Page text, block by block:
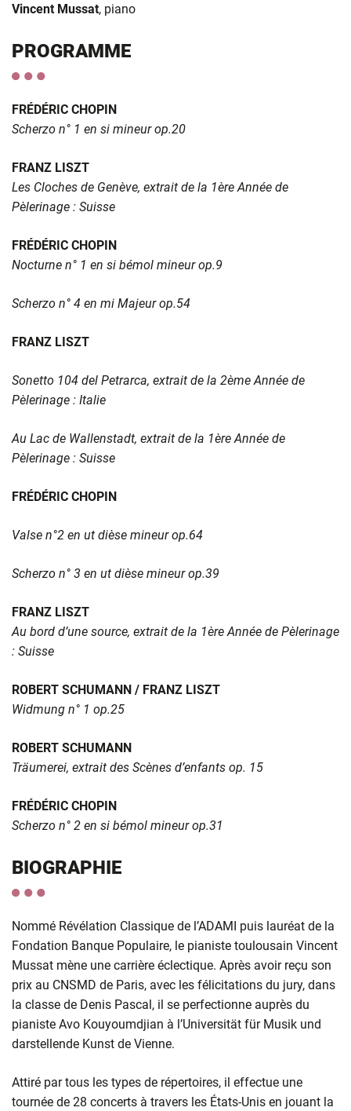
Vincent Mussat, piano
PROGRAMME
FRÉDÉRIC CHOPIN
Scherzo n° 1 en si mineur op.20
FRANZ LISZT
Les Cloches de Genève, extrait de la 1ère Année de
Pèlerinage : Suisse
FRÉDÉRIC CHOPIN
Nocturne n° 1 en si bémol mineur op.9
Scherzo n° 4 en mi Majeur op.54
FRANZ LISZT
Sonetto 104 del Petrarca, extrait de la 2ème Année de
Pèlerinage : Italie
Au Lac de Wallenstadt, extrait de la 1ère Année de
Pèlerinage : Suisse
FRÉDÉRIC CHOPIN
Valse n°2 en ut dièse mineur op.64
Scherzo n° 3 en ut dièse mineur op.39
FRANZ LISZT
Au bord d’une source, extrait de la 1ère Année de Pèlerinage
: Suisse
ROBERT SCHUMANN / FRANZ LISZT
Widmung n° 1 op.25
ROBERT SCHUMANN
Träumerei, extrait des Scènes d’enfants op. 15
FRÉDÉRIC CHOPIN
Scherzo n° 2 en si bémol mineur op.31
BIOGRAPHIE
Nommé Révélation Classique de l’ADAMI puis lauréat de la
Fondation Banque Populaire, le pianiste toulousain Vincent
Mussat mène une carrière éclectique. Après avoir reçu son
prix au CNSMD de Paris, avec les félicitations du jury, dans
la classe de Denis Pascal, il se perfectionne auprès du
pianiste Avo Kouyoumdjian à l’Universität für Musik und
darstellende Kunst de Vienne.
Attiré par tous les types de répertoires, il effectue une
tournée de 28 concerts à travers les États-Unis en jouant la